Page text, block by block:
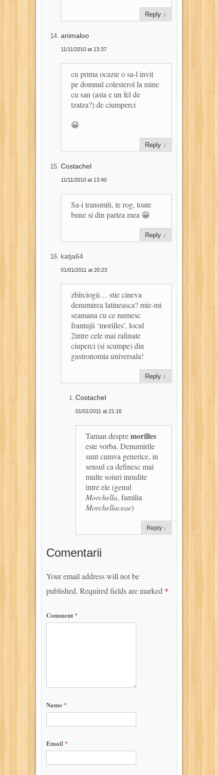
Reply ↓
animaloo
11/11/2010 at 13:37
cu prima ocazie o sa-l invit
pe domnul colesterol la mine
cu san (asta e un fel de
tzatza?) de ciumperci
😀
Reply ↓
Costachel
11/11/2010 at 13:40
Sa-i transmiti, te rog, toate
bune si din partea mea 😀
Reply ↓
katja64
01/01/2011 at 20:23
zbîrciogii… stie cineva
denumirea latineasca? mie-mi
seamana cu ce numesc
frantujii ‘morilles’, locul
2intre cele mai rafinate
ciuperci (si scumpe) din
gastronomia universala!
Reply ↓
Costachel
01/01/2011 at 21:16
Taman despremorilles
este vorba. Denumirile
sunt cumva generice, in
sensul ca definesc mai
multe soiuri inrudite
intre ele (genul
Morchella, familia
Morchellaceae)
Reply ↓
Comentarii
Your email address will not be
published. Required fields are marked *
Comment *
Name *
Email *